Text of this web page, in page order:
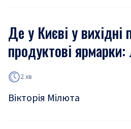
Де у Києві у вихідні
продуктові ярмарки:
2 хв
Вікторія Мілюта